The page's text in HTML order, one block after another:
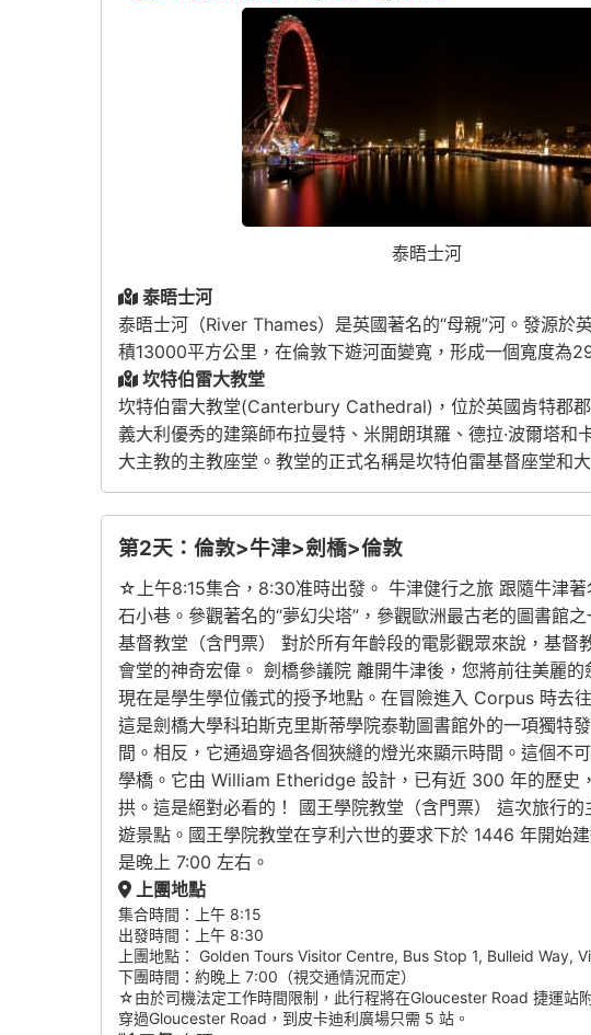
泰晤士河
泰晤士河
泰晤士河（River Thames）是英國著名的“母親”河。發源
積13000平方公里，在倫敦下遊河面變寬，形成一個寬度為
坎特伯雷大教堂
坎特伯雷大教堂(Canterbury Cathedral)，位於英國肯特郡
義大利優秀的建築師布拉曼特、米開朗琪羅、德拉·波爾塔
大主教的主教座堂。教堂的正式名稱是坎特伯雷基督座堂和
第2天：倫敦>牛津>劍橋>倫敦
☆上午8:15集合，8:30准時出發。 牛津健行之旅 跟隨牛津
石小巷。參觀著名的“夢幻尖塔”，參觀歐洲最古老的圖書館
基督教堂（含門票） 對於所有年齡段的電影觀眾來說，基
會堂的神奇宏偉。 劍橋參議院 離開牛津後，您將前往美麗
現在是學生學位儀式的授予地點。在冒險進入 Corpus 時去
這是劍橋大學科珀斯克里斯蒂學院泰勒圖書館外的一項獨特
間。相反，它通過穿過各個狹縫的燈光來顯示時間。這個不
學橋。它由 William Etheridge 設計，已有近 300 年的歷
拱。這是絕對必看的！ 國王學院教堂（含門票） 這次旅行
遊景點。國王學院教堂在亨利六世的要求下於 1446 年開始
是晚上 7:00 左右。
上團地點
集合時間：上午 8:15
出發時間：上午 8:30
上團地點： Golden Tours Visitor Centre, Bus Stop 1, Bulleid Way,
下團時間：約晚上 7:00（視交通情況而定）
☆由於司機法定工作時間限制，此行程將在Gloucester Road 捷運站
穿過Gloucester Road，到皮卡迪利廣場只需 5 站。